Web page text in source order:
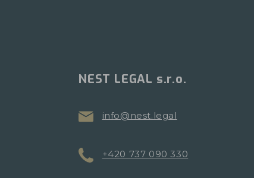
NEST LEGAL s.r.o.
info@nest.legal
+420 737 090 330